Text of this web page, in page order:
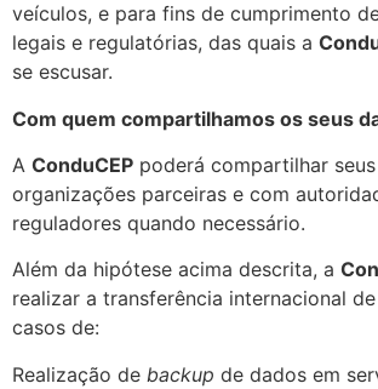
veículos, e para fins de cumprimento
legais e regulatórias, das quais a
se escusar.
Com quem compartilhamos os seus
A ConduCEP poderá compartilhar
organizações parceiras e com
reguladores quando necessário.
Além da hipótese acima descrita, a
realizar a transferência internacional
casos de:
Realização de backup de dados em